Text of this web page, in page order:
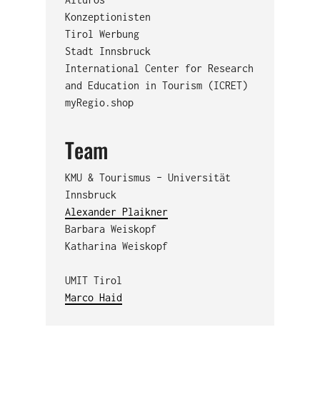
Konzeptionisten
Tirol Werbung
Stadt Innsbruck
International Center for Research
and Education in Tourism (ICRET)
myRegio.shop
Team
KMU & Tourismus – Universität
Innsbruck
Alexander Plaikner
Barbara Weiskopf
Katharina Weiskopf
UMIT Tirol
Marco Haid